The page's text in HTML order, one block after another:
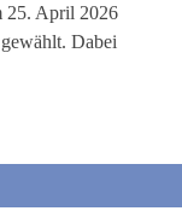
25. April 2026
Dabei